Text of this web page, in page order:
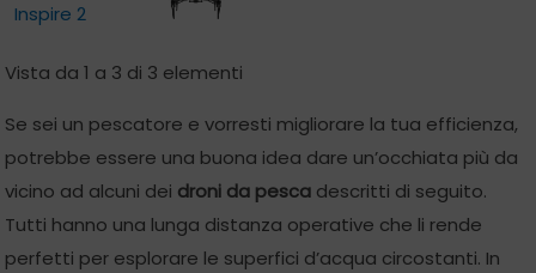
Inspire 2
Vista da 1 a 3 di 3 elementi
Se sei un pescatore e vorresti migliorare la tua efficienza,
potrebbe essere una buona idea dare un’occhiata più da
vicino ad alcuni dei droni da pesca descritti di seguito.
Tutti hanno una lunga distanza operative che li rende
perfetti per esplorare le superfici d’acqua circostanti. In